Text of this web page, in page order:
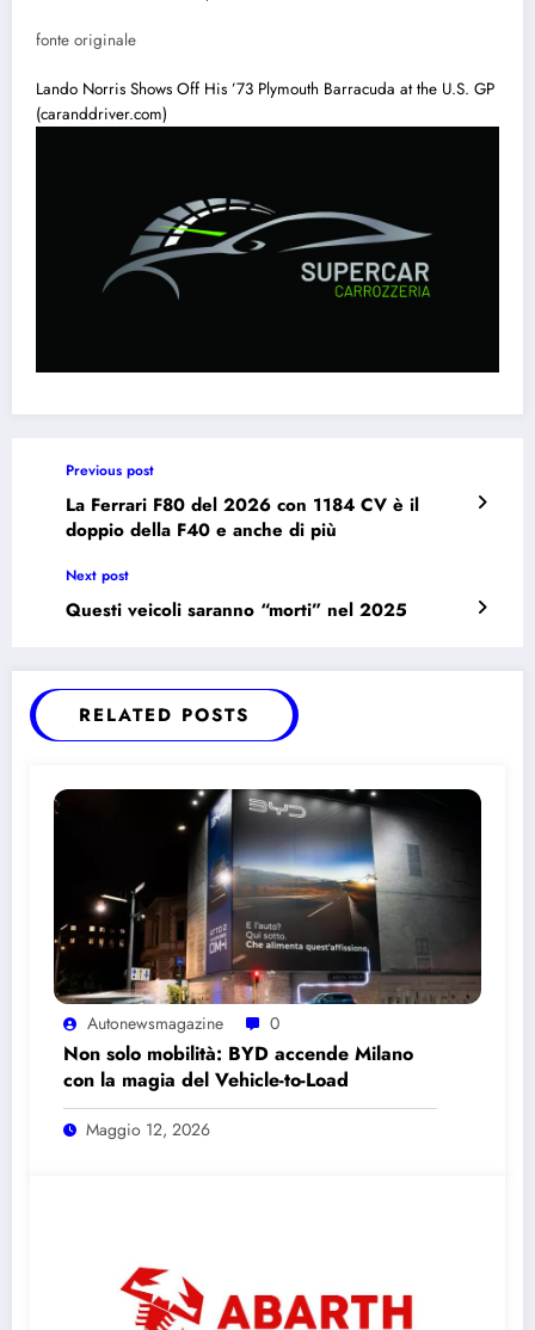
fonte originale
Lando Norris Shows Off His ’73 Plymouth Barracuda at the U.S. GP
(caranddriver.com)
Previous post
La Ferrari F80 del 2026 con 1184 CV è il
doppio della F40 e anche di più
Next post
Questi veicoli saranno “morti” nel 2025
RELATED POSTS
Autonewsmagazine 0
Non solo mobilità: BYD accende Milano
con la magia del Vehicle-to-Load
Maggio 12, 2026